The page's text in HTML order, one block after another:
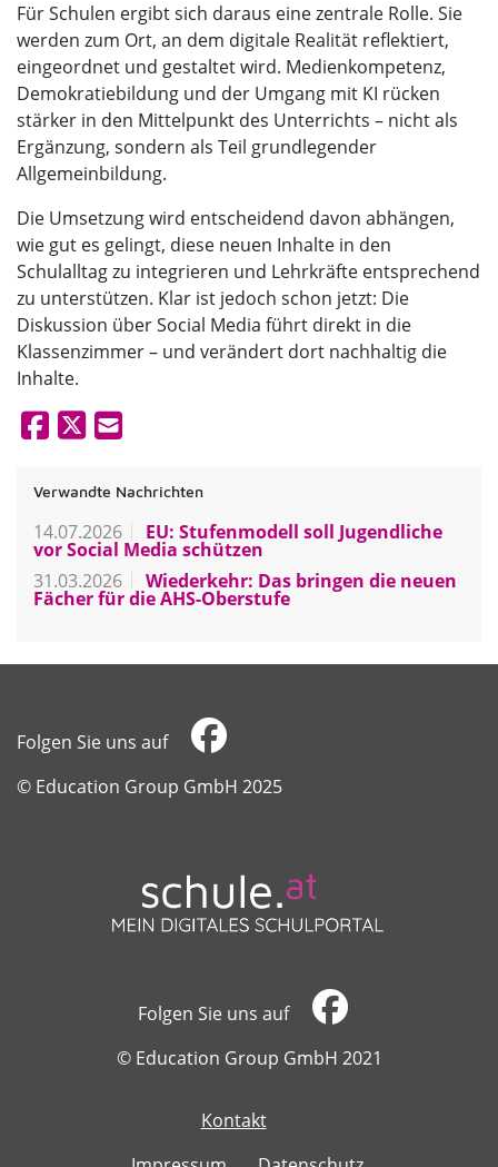
Für Schulen ergibt sich daraus eine zentrale Rolle. Sie
werden zum Ort, an dem digitale Realität reflektiert,
eingeordnet und gestaltet wird. Medienkompetenz,
Demokratiebildung und der Umgang mit KI rücken
stärker in den Mittelpunkt des Unterrichts – nicht als
Ergänzung, sondern als Teil grundlegender
Allgemeinbildung.
Die Umsetzung wird entscheidend davon abhängen,
wie gut es gelingt, diese neuen Inhalte in den
Schulalltag zu integrieren und Lehrkräfte entsprechend
zu unterstützen. Klar ist jedoch schon jetzt: Die
Diskussion über Social Media führt direkt in die
Klassenzimmer – und verändert dort nachhaltig die
Inhalte.
Verwandte Nachrichten
14.07.2026 EU: Stufenmodell soll Jugendliche
vor Social Media schützen
31.03.2026
Wiederkehr: Das bringen die neuen
Fächer für die AHS-Oberstufe
Folgen Sie uns auf
​​​​​​​© Education Group GmbH 2025
Folgen Sie uns auf
​​​​​​​© Education Group GmbH 2021
Kontakt